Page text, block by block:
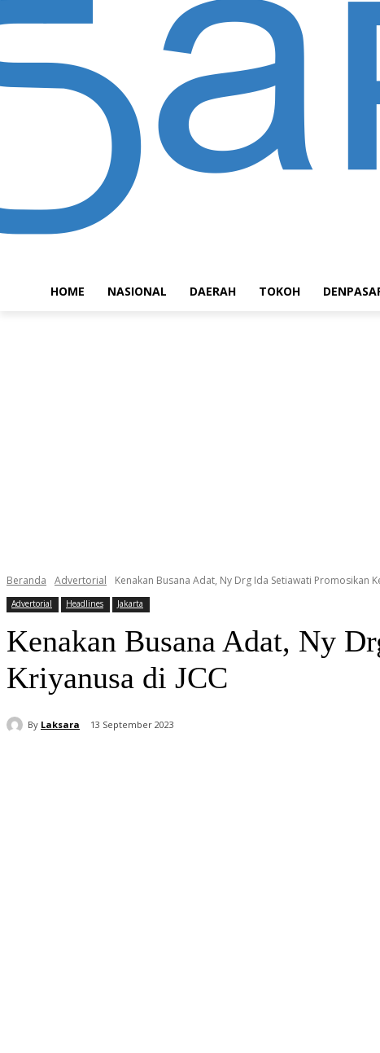
HOME NASIONAL DAERAH TOKOH
Beranda Advertorial Kenakan Busana Adat, Ny Drg Ida Setiawati Promosikan
Advertorial Headlines Jakarta
Kenakan Busana Adat, Ny
Kriyanusa di JCC
By Laksara 13 September 2023